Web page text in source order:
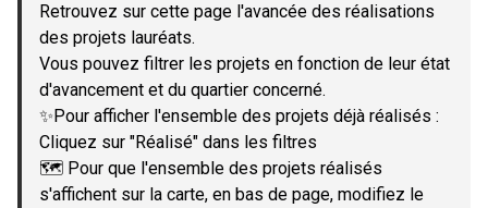
−
Retrouvez sur cette page l'avancée des réalisations
des projets lauréats.
Vous pouvez filtrer les projets en fonction de leur état
d'avancement et du quartier concerné.
✨Pour afficher l'ensemble des projets déjà réalisés :
Cliquez sur "Réalisé" dans les filtres
🗺️ Pour que l'ensemble des projets réalisés
s'affichent sur la carte, en bas de page, modifiez le